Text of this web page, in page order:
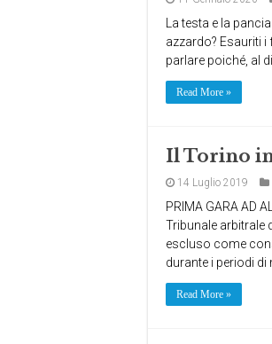
La testa e la
azzardo? Esauriti i
parlare poiché, al
Read More »
Il Torino
14 Luglio 2019
PRIMA GARA AD
Tribunale arbitrale
escluso come
durante i periodi di
Read More »